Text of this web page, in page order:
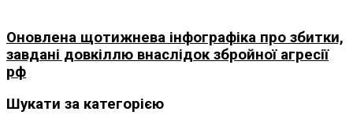
Оновлена щотижнева інфографіка про збитки,
завдані довкіллю внаслідок збройної агресії
рф
Шукати за категорією